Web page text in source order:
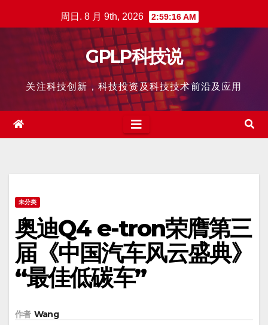
至
周日. 8 月 9th, 2026 2:59:17 AM
GPLP科技说
关注科技创新，科技投资及科技技术前沿及应用
未分类
奥迪Q4 e-tron荣膺第三
届《中国汽车风云盛典》
“最佳低碳车”
作者 Wang